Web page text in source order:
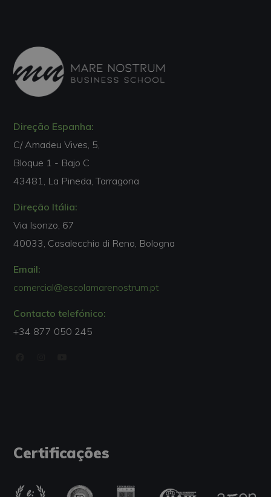
Direção Espanha:
C/ Amadeu Vives, 5,
Bloque 1 - Bajo C
43481, La Pineda, Tarragona
Direção Itália:
Via Isonzo, 67
40033, Casalecchio di Reno, Bologna
Email:
comercial@escolamarenostrum.pt
Contacto telefónico:
+34 877 050 245
Certificações